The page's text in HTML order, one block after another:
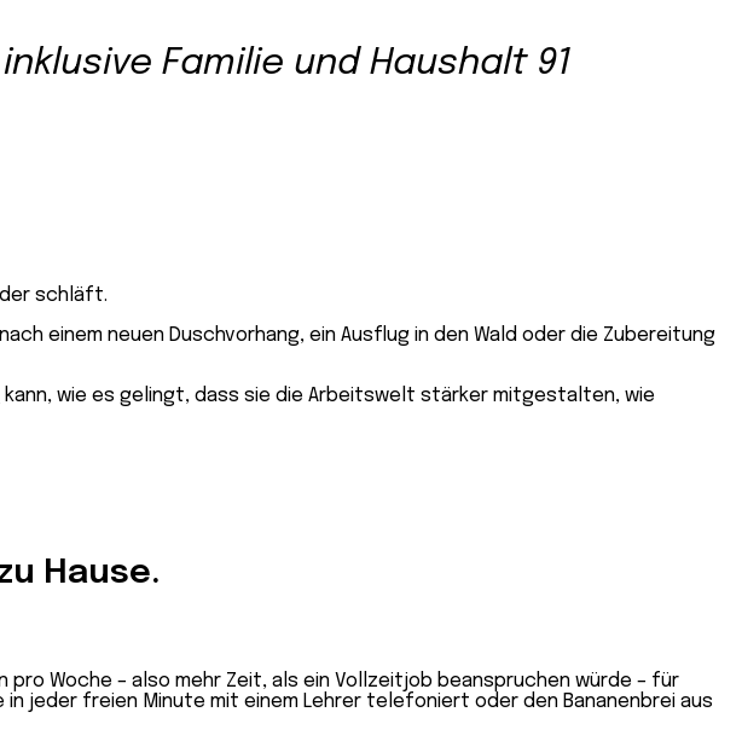
Familie und Haushalt 91
schläft.
einem neuen Duschvorhang, ein Ausflug in den Wald oder die Zubereitung
kann, wie es gelingt, dass sie die Arbeitswelt stärker mitgestalten, wie
Hause.
pro Woche – also mehr Zeit, als ein Vollzeitjob beanspruchen würde – für
jeder freien Minute mit einem Lehrer telefoniert oder den Bananenbrei aus